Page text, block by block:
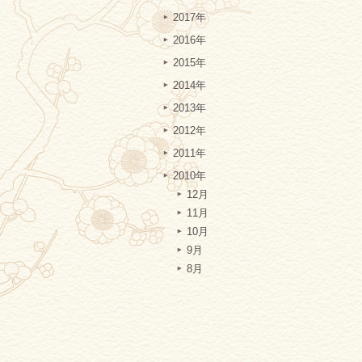
2017年
2016年
2015年
2014年
2013年
2012年
2011年
2010年
12月
11月
10月
9月
8月